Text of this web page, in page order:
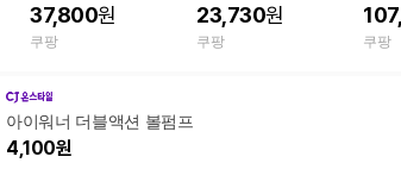
블루 + 정전기 청소포 6
0매 1세트 한국3M 미
바닥닦이
37,800원
쿠팡
1개 표준형(25 x 11.5 c
m)
23,730원
쿠팡
대걸
정전
쿠팡
아이워너 더블액션 볼펌프
4,100원